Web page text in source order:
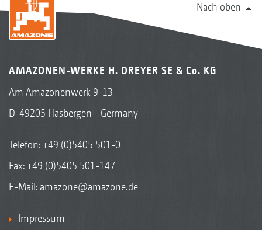
Nach oben
AMAZONEN-WERKE H. DREYER SE & Co. KG
Am Amazonenwerk 9-13
D-49205 Hasbergen - Germany
Telefon:+49 (0)5405 501-0
Fax: +49 (0)5405 501-147
E-Mail: amazone@amazone.de
Impressum